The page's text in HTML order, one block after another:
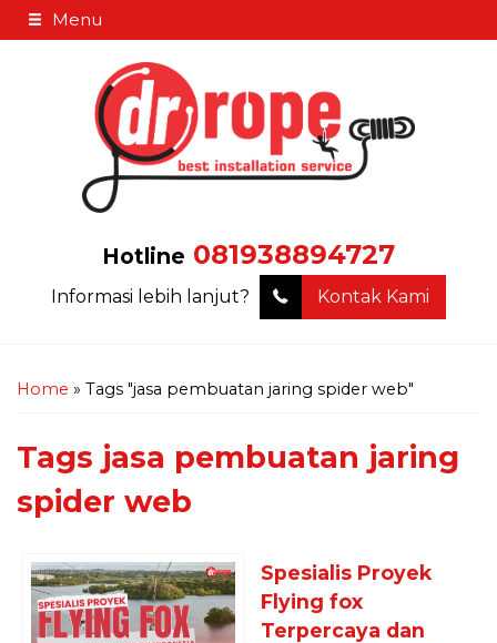
Menu
Hotline 081938894727
Informasi lebih lanjut? Kontak Kami
Home » Tags "jasa pembuatan jaring spider web"
Tags jasa pembuatan jaring
spider web
Spesialis Proyek
Flying fox
Terpercaya dan